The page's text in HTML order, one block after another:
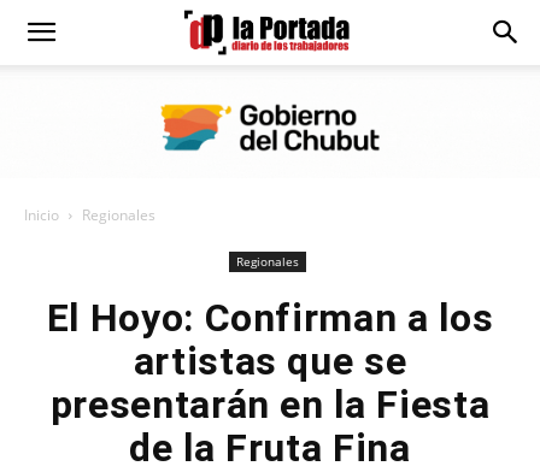
Diario
Inicio Regionales
Regionales
El Hoyo: Confirman a los
artistas que se
presentarán en la Fiesta
de la Fruta Fina